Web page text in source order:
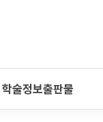
학술정보출판물